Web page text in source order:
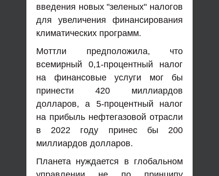
введения новых "зеленых" налогов
для увеличения финансирования
климатических программ.
Моттли предположила, что
всемирный 0,1-процентный налог
на финансовые услуги мог бы
принести 420 миллиардов
долларов, а 5-процентный налог
на прибыль нефтегазовой отрасли
в 2022 году принес бы 200
миллиардов долларов.
Планета нуждается в глобальном